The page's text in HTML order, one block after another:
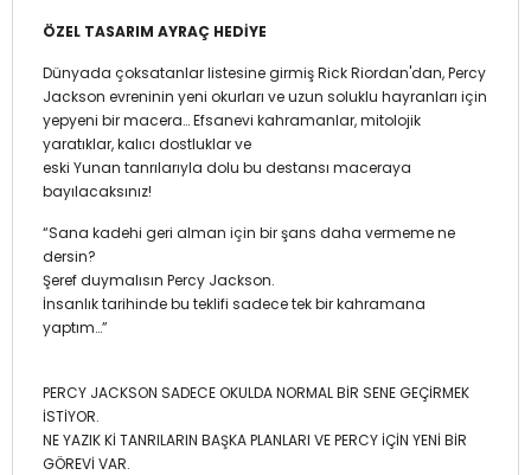
ÖZEL TASARIM AYRAÇ HEDİYE
Dünyada çoksatanlar listesine girmiş Rick Riordan'dan, Percy
Jackson evreninin yeni okurları ve uzun soluklu hayranları için
yepyeni bir macera… Efsanevi kahramanlar, mitolojik
yaratıklar, kalıcı dostluklar ve
eski Yunan tanrılarıyla dolu bu destansı maceraya
bayılacaksınız!
“Sana kadehi geri alman için bir şans daha vermeme ne
dersin?
Şeref duymalısın Percy Jackson.
İnsanlık tarihinde bu teklifi sadece tek bir kahramana
yaptım…”
PERCY JACKSON SADECE OKULDA NORMAL BİR SENE GEÇİRMEK
İSTİYOR.
NE YAZIK Kİ TANRILARIN BAŞKA PLANLARI VE PERCY İÇİN YENİ BİR
GÖREVİ VAR.